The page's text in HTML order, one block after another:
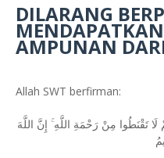
DILARANG
AMPUNAN
Allah SWT berfirman:
تَقْنَطُوا مِنْ رَحْمَةِ اللَّهِ ۚ إِنَّ اللَّهَ